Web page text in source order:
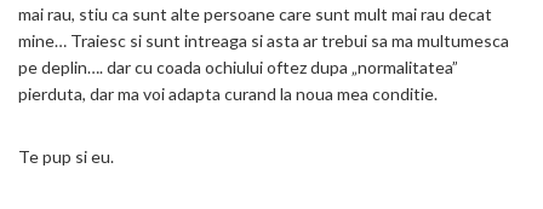
mai rau, stiu ca sunt alte persoane care sunt mult mai rau decat
mine… Traiesc si sunt intreaga si asta ar trebui sa ma multumesca
pe deplin…. dar cu coada ochiului oftez dupa „normalitatea”
pierduta, dar ma voi adapta curand la noua mea conditie.
Te pup si eu.